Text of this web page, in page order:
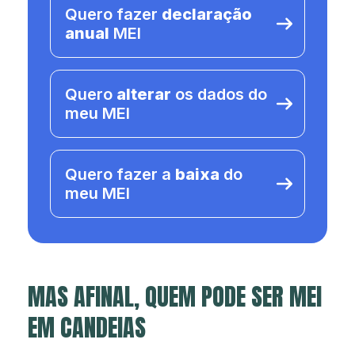
Quero fazer declaração
anual MEI
Quero alterar os dados do
meu MEI
Quero fazer a baixa do
meu MEI
MAS AFINAL, QUEM PODE SER MEI
EM CANDEIAS